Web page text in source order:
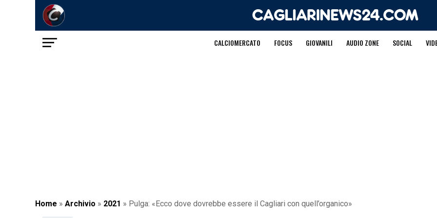
CALCIOMERCATO FOCUS GIOVANILI AUDIO ZONE SOCIAL
Home » Archivio » 2021 » Pulga: «Ecco dove dovrebbe essere il Cagliari con quell’organico»